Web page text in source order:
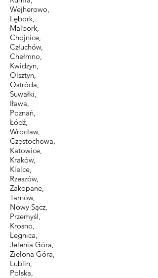
Wejherowo,
Lębork,
Malbork,
Chojnice,
Człuchów,
Chełmno,
Kwidzyn,
Olsztyn,
Ostróda,
Suwałki,
Iława,
Poznań,
Łódź,
Wrocław,
Częstochowa,
Katowice,
Kraków,
Kielce,
Rzeszów,
Zakopane,
Tarnów,
Nowy Sącz,
Przemyśl,
Krosno,
Legnica,
Jelenia Góra,
Zielona Góra,
Lublin, ​
Polska,